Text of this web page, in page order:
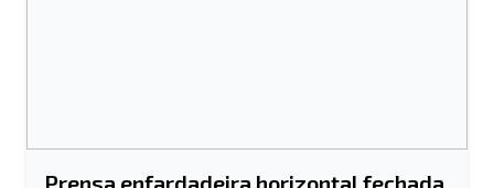
Prensa enfardadeira horizontal fechada